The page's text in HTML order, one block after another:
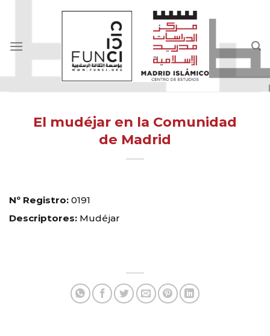
El mudéjar en la Comunidad
de Madrid
Nº Registro: 0191
Descriptores: Mudéjar